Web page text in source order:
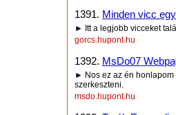
1391. Minden vicc
► Itt a legjobb vicceket
gorcs.hupont.hu
1392. MsDo07
► Nos ez az én honlapom
szerkeszteni.
msdo.hupont.hu